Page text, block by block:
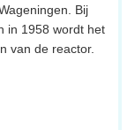
Bij
in 1958 wordt het
van de reactor.